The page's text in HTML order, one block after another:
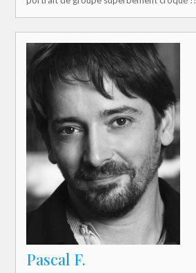
Pascal F.